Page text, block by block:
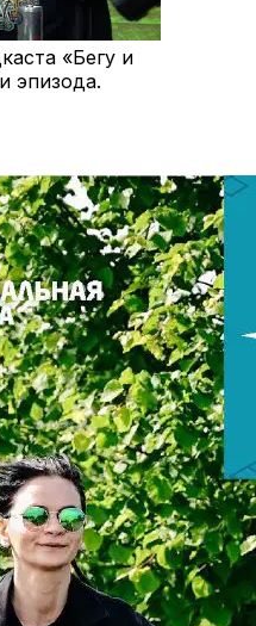
«Бегу и
эпизода.